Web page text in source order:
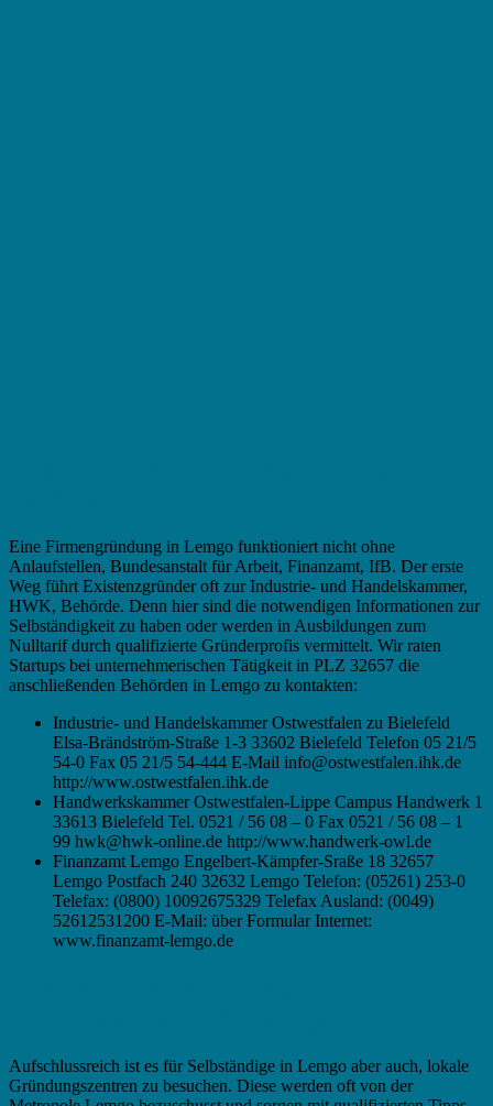
Eine Firmengründung in Lemgo funktioniert nicht ohne
Anlaufstellen, Bundesanstalt für Arbeit, Finanzamt, IfB. Der erste
Weg führt Existenzgründer oft zur Industrie- und Handelskammer,
HWK, Behörde. Denn hier sind die notwendigen Informationen zur
Selbständigkeit zu haben oder werden in Ausbildungen zum
Nulltarif durch qualifizierte Gründerprofis vermittelt. Wir raten
Startups bei unternehmerischen Tätigkeit in PLZ 32657 die
anschließenden Behörden in Lemgo zu kontakten:
Industrie- und Handelskammer Ostwestfalen zu Bielefeld
Elsa-Brändström-Straße 1-3 33602 Bielefeld Telefon 05 21/5
54-0 Fax 05 21/5 54-444 E-Mail info@ostwestfalen.ihk.de
http://www.ostwestfalen.ihk.de
Handwerkskammer Ostwestfalen-Lippe Campus Handwerk 1
33613 Bielefeld Tel. 0521 / 56 08 – 0 Fax 0521 / 56 08 – 1
99 hwk@hwk-online.de http://www.handwerk-owl.de
Finanzamt Lemgo Engelbert-Kämpfer-Sraße 18 32657
Lemgo Postfach 240 32632 Lemgo Telefon: (05261) 253-0
Telefax: (0800) 10092675329 Telefax Ausland: (0049)
52612531200 E-Mail: über Formular Internet:
www.finanzamt-lemgo.de
Aufschlussreich ist es für Selbständige in Lemgo aber auch, lokale
Gründungszentren zu besuchen. Diese werden oft von der